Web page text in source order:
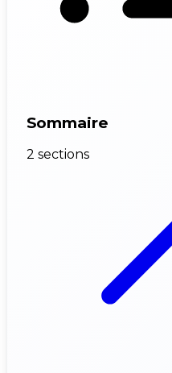
Sommaire
2 sections